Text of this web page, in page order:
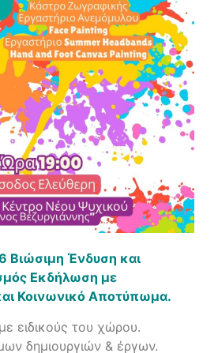
Βιώσιμη Ένδυση και
Εκδήλωση με
Κοινωνικό Αποτύπωμα.
ειδικούς του χώρου.
δημιουργιών & έργων.